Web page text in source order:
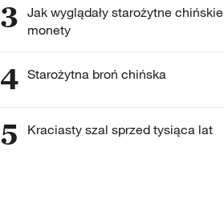
3 Jak wyglądały starożytne chińskie
monety
4 Starożytna broń chińska
5 Kraciasty szal sprzed tysiąca lat